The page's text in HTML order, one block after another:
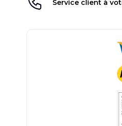
Service client à